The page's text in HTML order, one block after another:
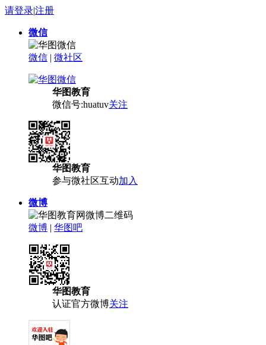
请登录|注册
微信
微信 | 微社区
华图教育
微信号:huatuv关注
华图教育
参与微社区互动加入
微博
微博 | 华图吧
华图教育
认证官方微博关注